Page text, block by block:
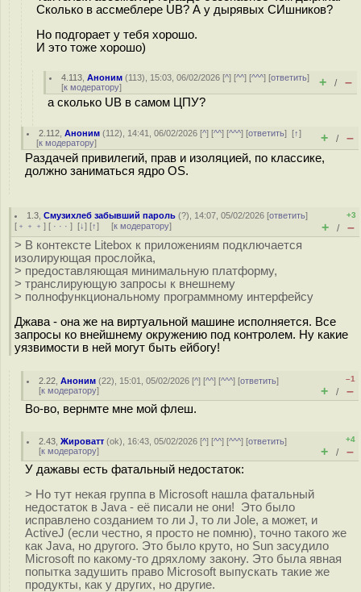
Сколько в ассмеблере UB? А у дырявых СИшников?
Но подгорает у тебя хорошо.
И это тоже хорошо)
4.113 ,Аноним (113), 15:03, 06/02/2026 [^] [^^] [^^^] [ответить]
[к модератору] + / –
а сколько UB в самом ЦПУ?
2.112 ,Аноним (112), 14:41, 06/02/2026 [^] [^^] [^^^] [ответить][↑]
[к модератору] + / –
Раздачей привилегий, прав и изоляцией, по классике,
должно заниматься ядро OS.
1.3 ,Смузихлеб забывший пароль (?), 14:07, 05/02/2026 [ответить]
[ ﹢﹢﹢ ] [ · · · ] [↓] [↑] [к модератору]
+3
+ / –
> В контексте Litebox к приложениям подключается
изолирующая прослойка,
> предоставляющая минимальную платформу,
> транслирующую запросы к внешнему
> полнофункциональному программному интерфейсу
Джава - она же на виртуальной машине исполняется. Все
запросы ко внейшнему окружению под контролем. Ну какие
уязвимости в ней могут быть ейбогу!
2.22 ,Аноним (22), 15:01, 05/02/2026 [^] [^^] [^^^] [ответить]
[к модератору]
–1
+ / –
Во-во, вернмте мне мой флеш.
2.43 ,Жироватт (ok), 16:43, 05/02/2026 [^] [^^] [^^^] [ответить]
[к модератору]
+4
+ / –
У дажавы есть фатальный недостаток:
> Но тут некая группа в Microsoft нашла фатальный
недостаток в Java - её писали не они! Это было
исправлено созданием то ли J, то ли Jole, а может, и
ActiveJ (если честно, я просто не помню), точно такого же
как Java, но другого. Это было круто, но Sun засудило
Microsoft по какому-то дряхлому закону. Это была явная
попытка задушить право Microsoft выпускать такие же
продукты, как у других, но другие.